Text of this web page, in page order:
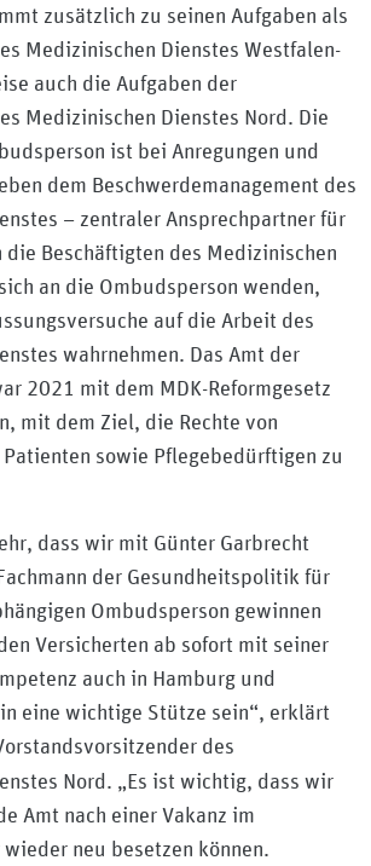
zusätzlich zu seinen Aufgaben als
Medizinischen Dienstes Westfalen-
auch die Aufgaben der
Medizinischen Dienstes Nord. Die
ist bei Anregungen und
dem Beschwerdemanagement des
– zentraler Ansprechpartner für
die Beschäftigten des Medizinischen
an die Ombudsperson wenden,
auf die Arbeit des
wahrnehmen. Das Amt der
2021 mit dem MDK-Reformgesetz
mit dem Ziel, die Rechte von
sowie Pflegebedürftigen zu
dass wir mit Günter Garbrecht
der Gesundheitspolitik für
Ombudsperson gewinnen
Versicherten ab sofort mit seiner
auch in Hamburg und
eine wichtige Stütze sein“, erklärt
des
Nord. „Es ist wichtig, dass wir
Amt nach einer Vakanz im
wieder neu besetzen können.